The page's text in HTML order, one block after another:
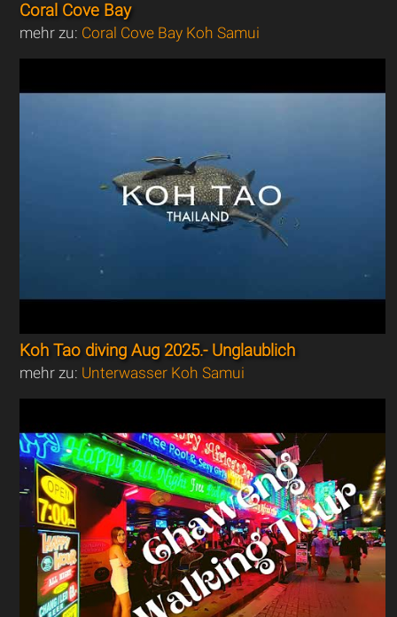
Coral Cove Bay
mehr zu: Coral Cove Bay Koh Samui
Koh Tao diving Aug 2025.- Unglaublich
mehr zu: Unterwasser Koh Samui